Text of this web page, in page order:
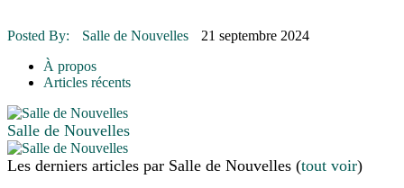
16 juillet 2026 | ENVIRONNEMENT
16 juillet 2026
Posted By: Salle de Nouvelles
21 septembre 2024
À propos
Articles récents
Salle de Nouvelles
Les derniers articles par Salle de Nouvelles (tout voir)